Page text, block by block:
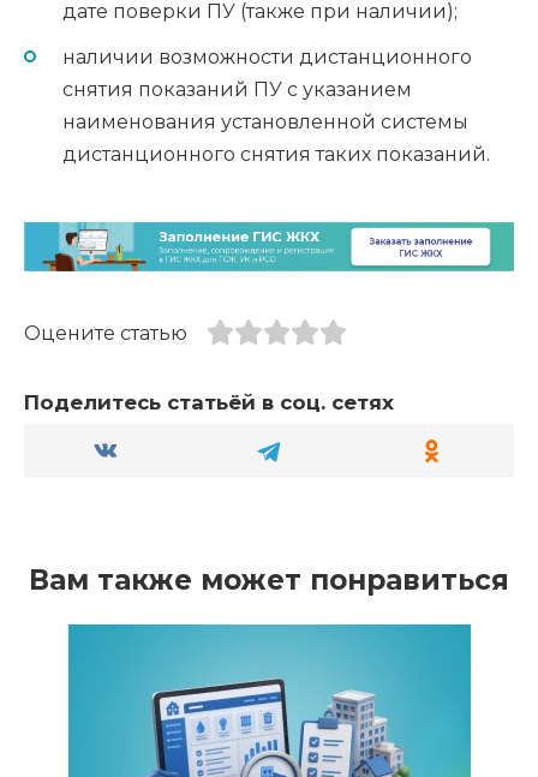
дате поверки ПУ (также при наличии);
наличии возможности дистанционного
снятия показаний ПУ с указанием
наименования установленной системы
дистанционного снятия таких показаний.
Оцените статью
Поделитесь статьёй в соц. сетях
Вам также может понравиться